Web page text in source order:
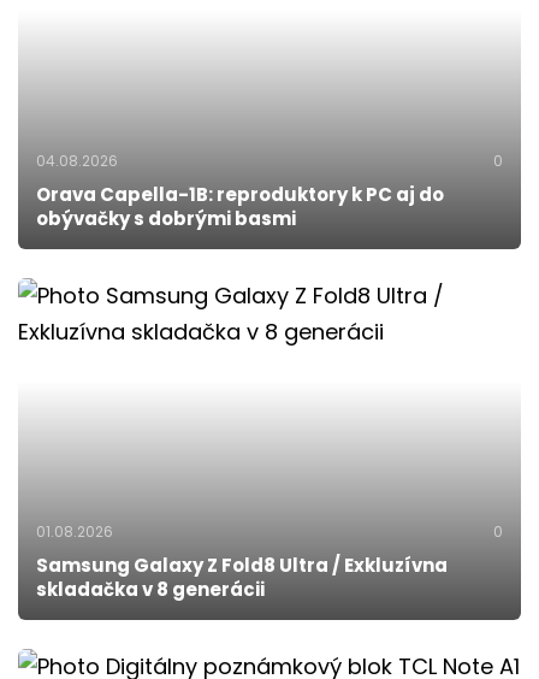
04.08.2026 0
Orava Capella-1B: reproduktory k PC aj do
obývačky s dobrými basmi
01.08.2026 0
Samsung Galaxy Z Fold8 Ultra / Exkluzívna
skladačka v 8 generácii